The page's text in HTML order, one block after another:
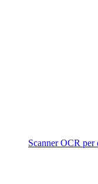
Scanner OCR per